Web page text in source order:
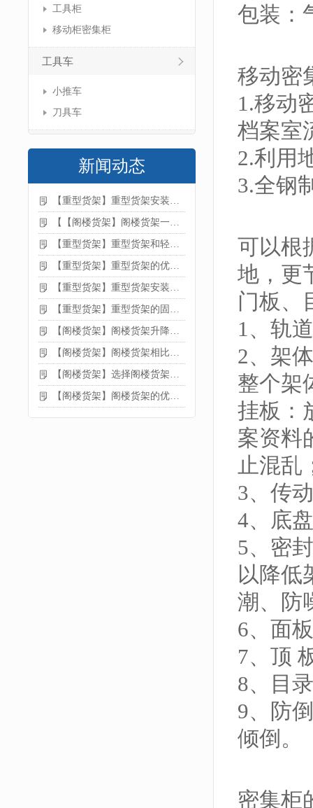
工具柜
移动柜密集柜
工具车
小推车
刀具车
新闻动态
【重型货架】重型货架安装注意事项
【【阁楼货架】阁楼货架一般有哪些用途
【重型货架】重型货架和轻型货架的区别是什么
【重型货架】重型货架的优缺点
【重型货架】重型货架安装需要注意什么？
【重型货架】重型货架的固定方法
【阁楼货架】阁楼货架升降机需要注意哪些
【阁楼货架】阁楼货架相比传统货架的优势是什么
【阁楼货架】选择阁楼货架的好处？
【阁楼货架】阁楼货架的优点是什么
包装：
移动密
1.移动
档案室
2.利用
3.全钢
可以根
地，更
门板、
1、轨
2、架
整个架
挂板：
案资料
止混乱
3、传
4、底
5、密
以降低
潮、防
6、面
7、顶
8、目
9、防
倾倒。
密集柜